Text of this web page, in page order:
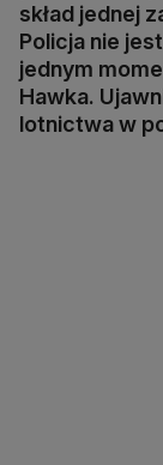
skład jednej
Policja nie
jednym
Hawka.
lotnictwa w